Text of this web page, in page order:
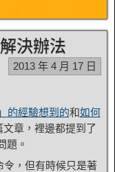
決辦法
2013 年 4 月 17 日
的經驗想到的和如何
文章，裡邊都提到了
題。
令，但有時候只是著